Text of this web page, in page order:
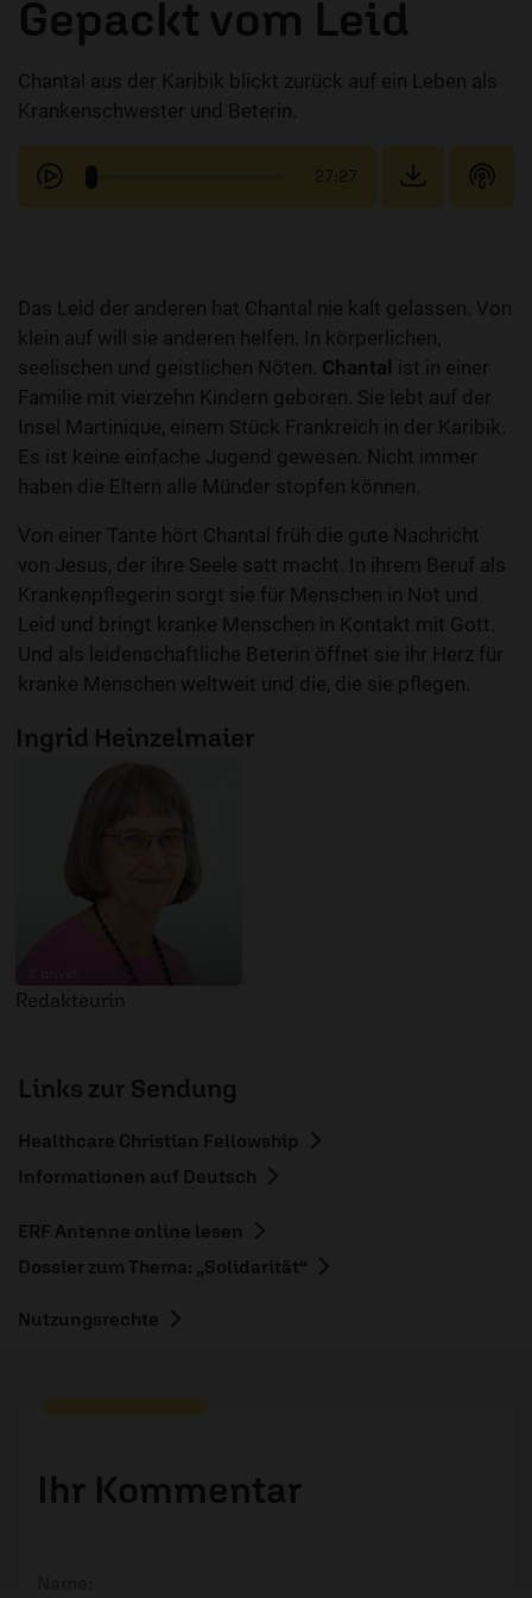
Gepackt vom Leid
Chantal aus der Karibik blickt zurück auf ein Leben als
Krankenschwester und Beterin.
27:27
Das Leid der anderen hat Chantal nie kalt gelassen. Von
klein auf will sie anderen helfen. In körperlichen,
seelischen und geistlichen Nöten. Chantal
ist in einer
Familie mit vierzehn Kindern geboren. Sie lebt auf der
Insel Martinique, einem Stück Frankreich in der Karibik.
Es ist keine einfache Jugend gewesen. Nicht immer
haben die Eltern alle Münder stopfen können.
Von einer Tante hört Chantal früh die gute Nachricht
von Jesus, der ihre Seele satt macht. In ihrem Beruf als
Krankenpflegerin sorgt sie für Menschen in Not und
Leid und bringt kranke Menschen in Kontakt mit Gott.
Und als leidenschaftliche Beterin öffnet sie ihr Herz für
kranke Menschen weltweit und die, die sie pflegen.
Ingrid Heinzelmaier
Redakteurin
Links zur Sendung
Healthcare Christian Fellowship
Informationen auf Deutsch
ERF Antenne online lesen
Dossier zum Thema: „Solidarität“
Nutzungsrechte
Ihr Kommentar